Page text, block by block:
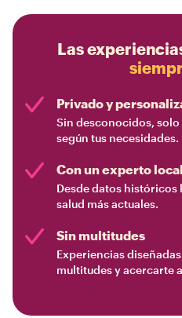
Las
Privado y
Sin desconocidos,
según tus necesidades.
Con un experto local
Desde datos históricos
salud más actuales.
Sin multitudes
Experiencias
multitudes y acercarte